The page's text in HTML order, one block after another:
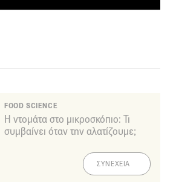
FOOD SCIENCE
Η ντομάτα στο μικροσκόπιο: Τι
συμβαίνει όταν την αλατίζουμε;
ΣΥΝΕΧΕΙΑ